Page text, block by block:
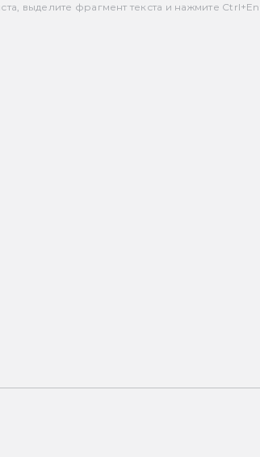
выделите фрагмент текста и нажмите